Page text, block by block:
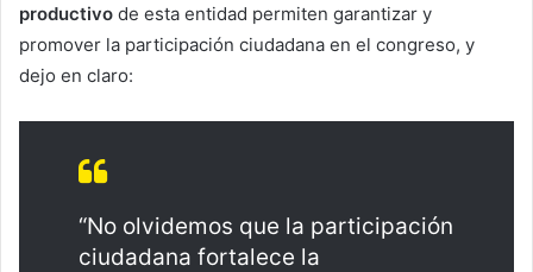
productivo de esta entidad permiten garantizar y
promover la participación ciudadana en el congreso, y
dejo en claro:
“No olvidemos que la participación
ciudadana fortalece la